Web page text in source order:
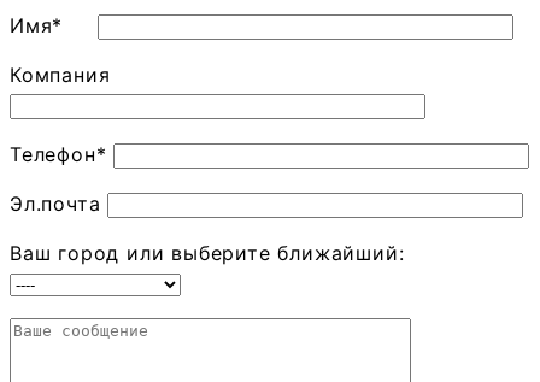
Имя*
Компания
Телефон*
Эл.почта
Ваш город или выберите ближайший: